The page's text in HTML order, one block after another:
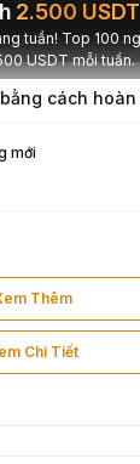
2.500 USDT
100 người tham gia sẽ
chia sẻ 2.500 USDT mỗi tuần.
mới
Thêm
Chi Tiết